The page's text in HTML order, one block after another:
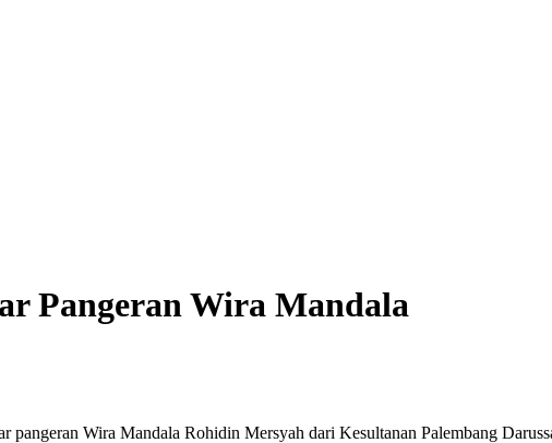
Pangeran Wira Mandala
Wira Mandala Rohidin Mersyah dari Kesultanan Palembang